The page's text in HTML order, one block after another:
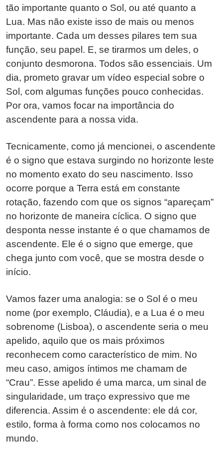
tão importante quanto o Sol, ou até quanto a
Lua. Mas não existe isso de mais ou menos
importante. Cada um desses pilares tem sua
função, seu papel. E, se tirarmos um deles, o
conjunto desmorona. Todos são essenciais. Um
dia, prometo gravar um vídeo especial sobre o
Sol, com algumas funções pouco conhecidas.
Por ora, vamos focar na importância do
ascendente para a nossa vida.
Tecnicamente, como já mencionei, o ascendente
é o signo que estava surgindo no horizonte leste
no momento exato do seu nascimento. Isso
ocorre porque a Terra está em constante
rotação, fazendo com que os signos “apareçam”
no horizonte de maneira cíclica. O signo que
desponta nesse instante é o que chamamos de
ascendente. Ele é o signo que emerge, que
chega junto com você, que se mostra desde o
início.
Vamos fazer uma analogia: se o Sol é o meu
nome (por exemplo, Cláudia), e a Lua é o meu
sobrenome (Lisboa), o ascendente seria o meu
apelido, aquilo que os mais próximos
reconhecem como característico de mim. No
meu caso, amigos íntimos me chamam de
“Crau”. Esse apelido é uma marca, um sinal de
singularidade, um traço expressivo que me
diferencia. Assim é o ascendente: ele dá cor,
estilo, forma à forma como nos colocamos no
mundo.